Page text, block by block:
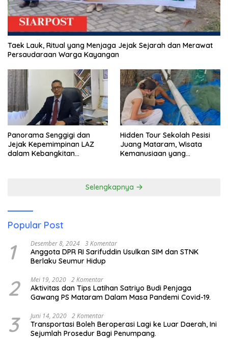
Taek Lauk, Ritual yang Menjaga Jejak Sejarah dan Merawat
Persaudaraan Warga Kayangan
Panorama Senggigi dan
Jejak Kepemimpinan LAZ
dalam Kebangkitan
Hidden Tour Sekolah Pesisi
Juang Mataram, Wisata
Kemanusiaan yang
Selengkapnya
Popular Post
1 Desember 8, 2024 3 Komentar
Anggota DPR RI Sarifuddin Usulkan SIM dan STNK
Berlaku Seumur Hidup
2 Mei 19, 2020 2 Komentar
Aktivitas dan Tips Latihan Satriyo Budi Penjaga
Gawang PS Mataram Dalam Masa Pandemi Covid-19.
3 Juni 14, 2020 2 Komentar
Transportasi Boleh Beroperasi Lagi ke Luar Daerah, Ini
Sejumlah Prosedur Bagi Penumpang.